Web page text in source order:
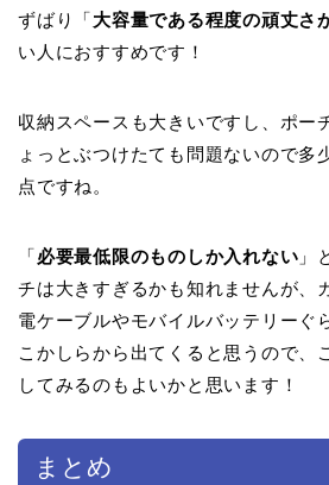
ずばり「大容量である程度の頑丈さ
い人におすすめです！
収納スペースも大きいですし、ポー
ょっとぶつけたても問題ないので多
点ですね。
「必要最低限のものしか入れない 」
チは大きすぎるかも知れませんが、
電ケーブルやモバイルバッテリーぐ
こかしらから出てくると思うので、
してみるのもよいかと思います！
まとめ